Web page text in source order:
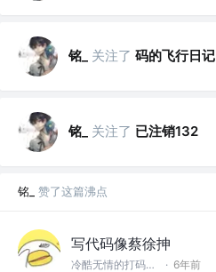
铭_ 关注了 码的飞行日记
铭_ 关注了 已注销132
铭_ 赞了这篇沸点
写代码像蔡徐抻
冷酷无情的打码机器 @腾讯 · 6年前